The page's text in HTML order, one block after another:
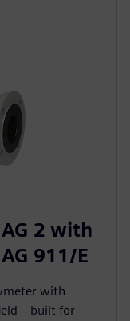
2 with
911/E
with
for